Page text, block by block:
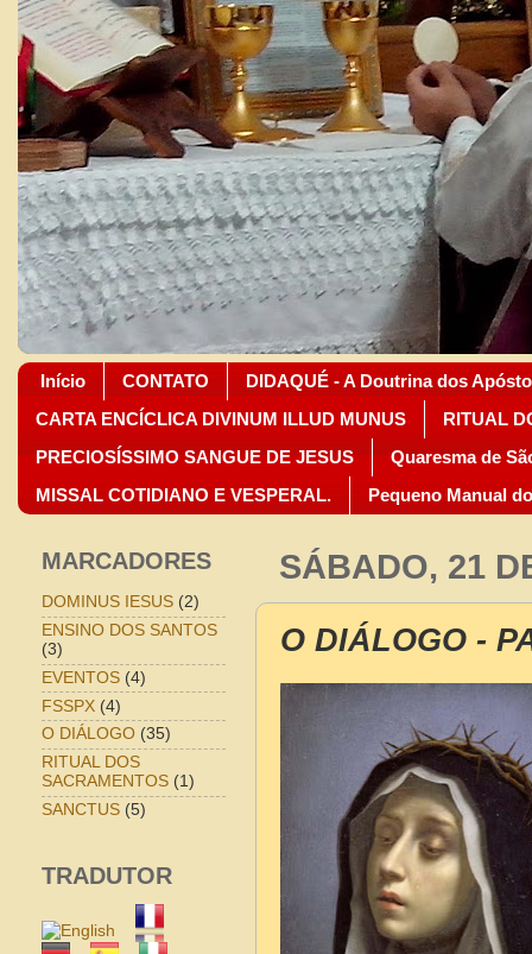
Início CONTATO
DIDAQUÉ - A Doutrina dos
CARTA ENCÍCLICA DIVINUM ILLUD MUNUS
RITUAL
PRECIOSÍSSIMO SANGUE DE JESUS
Quaresma de
MISSAL COTIDIANO E VESPERAL.
Pequeno Manual
SÁBADO, 21
O DIÁLOGO -
MARCADORES
DOMINUS IESUS (2)
ENSINO DOS SANTOS
(3)
EVENTOS (4)
FSSPX (4)
O DIÁLOGO (35)
RITUAL DOS
SACRAMENTOS (1)
SANCTUS (5)
TRADUTOR